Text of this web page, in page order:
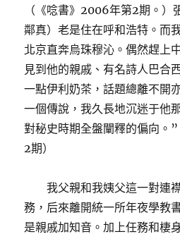
（《唸書》2006年第2期。）
鄰真）老是住在呼和浩特。而
北京直奔烏珠穆沁。偶然趕上
見到他的親戚、有名詩人巴合
一點伊利奶茶，話題總離不開
一個傳說，我久長地沉迷于他
對秘史時期全盤闡釋的偏向。
2期）
我父親和我姨父這一對連
務，后來離開統一所年夜學教
是親戚加知音。加上任務和棲